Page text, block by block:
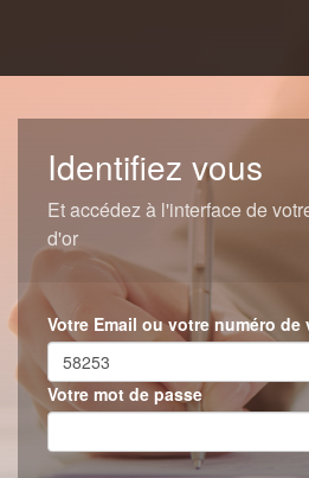
Identifiez vous
Et accédez à l'interface de
d'or
Votre Email ou votre numéro de
Votre mot de passe